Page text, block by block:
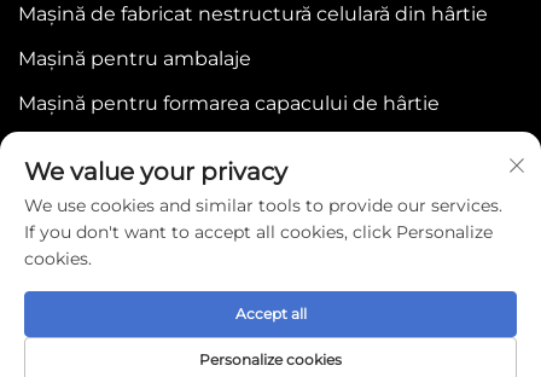
Mașină de fabricat nestructură celulară din hârtie
Mașină pentru ambalaje
Mașină pentru formarea capacului de hârtie
Politica de confidențialitate
We value your privacy
We use cookies and similar tools to provide our services.
If you don't want to accept all cookies, click Personalize
cookies.
Personalize cookies
Accept all